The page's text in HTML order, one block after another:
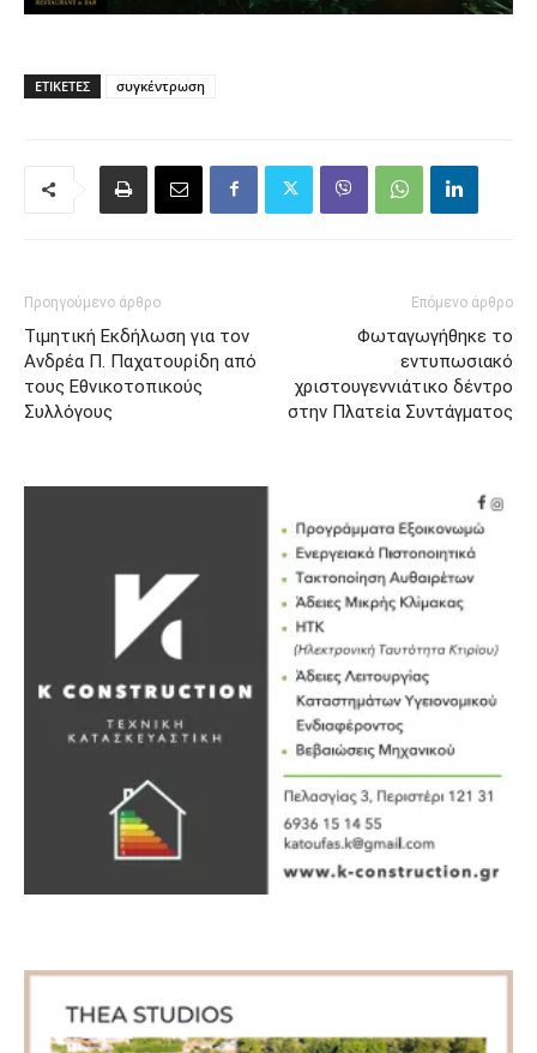
ΕΤΙΚΈΤΕΣ συγκέντρωση
Προηγούμενο άρθρο
Τιμητική Εκδήλωση για τον
Ανδρέα Π. Παχατουρίδη από
τους Εθνικοτοπικούς
Συλλόγους
Επόμενο άρθρο
Φωταγωγήθηκε το
εντυπωσιακό
χριστουγεννιάτικο δέντρο
στην Πλατεία Συντάγματος